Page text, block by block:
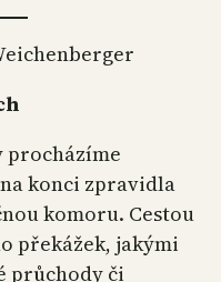
procházíme
konci zpravidla
komoru. Cestou
překážek, jakými
průchody či